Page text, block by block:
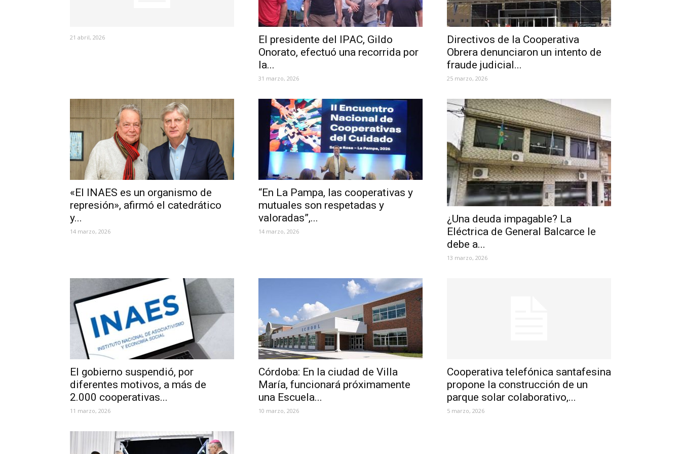
21 abril, 2026
El presidente del IPAC, Gildo
Onorato, efectuó una recorrida por
la...
31 marzo, 2026
Directivos de la Cooperativa
Obrera denunciaron un intento de
fraude judicial...
25 marzo, 2026
«El INAES es un organismo de
represión», afirmó el catedrático
y...
14 marzo, 2026
“En La Pampa, las cooperativas y
mutuales son respetadas y
valoradas”,...
14 marzo, 2026
¿Una deuda impagable? La
Eléctrica de General Balcarce le
debe a...
13 marzo, 2026
El gobierno suspendió, por
diferentes motivos, a más de
2.000 cooperativas...
11 marzo, 2026
Córdoba: En la ciudad de Villa
María, funcionará próximamente
una Escuela...
10 marzo, 2026
Cooperativa telefónica santafesina
propone la construcción de un
parque solar colaborativo,...
5 marzo, 2026